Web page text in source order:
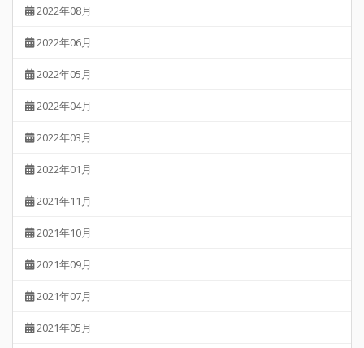
2022年08月
2022年06月
2022年05月
2022年04月
2022年03月
2022年01月
2021年11月
2021年10月
2021年09月
2021年07月
2021年05月